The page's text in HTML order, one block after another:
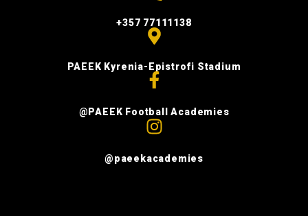
+357 77111138
PAEEK Kyrenia-Epistrofi Stadium
@PAEEK Football Academies
@paeekacademies